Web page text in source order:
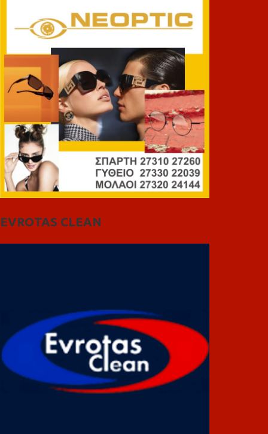
EVROTAS CLEAN